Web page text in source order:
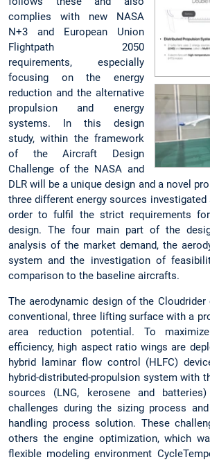
complies with new NASA
N+3 and European Union
Flightpath 2050
requirements, especially
focusing on the energy
reduction and the alternative
propulsion and energy
systems. In this design
study, within the framework
of the Aircraft Design
Challenge of the NASA and
DLR will be a unique design and a novel
three different energy sources investigated
order to fulfil the strict requirements
design. The four main part of the
analysis of the market demand, the
system and the investigation of
comparison to the baseline aircrafts.
The aerodynamic design of the
conventional, three lifting surface with a
area reduction potential. To
efficiency, high aspect ratio wings are
hybrid laminar flow control (HLFC)
hybrid-distributed-propulsion system with
sources (LNG, kerosene and
challenges during the sizing process
handling process solution. These
others the engine optimization, which
flexible modeling environment